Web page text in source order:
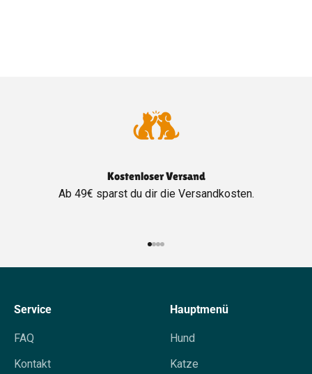
Kostenloser Versand
Ab 49€ sparst du dir die Versandkosten.
Service
FAQ
Kontakt
Hauptmenü
Hund
Katze